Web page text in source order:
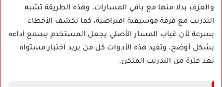
والعزف بدلا منها مع باقي المسارات، وهذه الطريقة تشبه
التدريب مع فرقة موسيقية افتراضية، كما تكشف الأخطاء
بسرعة لأن غياب المسار الأصلي يجعل المستخدم يسمع أداءه
بشكل أوضح، وتفيد هذه الأدوات كل من يريد اختبار مستواه
بعد فترة من التدريب المتكرر.